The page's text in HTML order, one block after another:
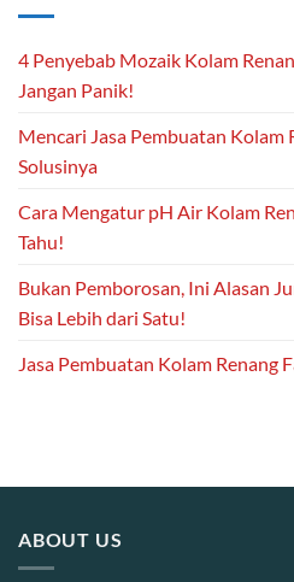
4 Penyebab Mozaik Kolam
Jangan Panik!
Mencari Jasa Pembuatan Kolam
Solusinya
Cara Mengatur pH Air Kolam
Tahu!
Bukan Pemborosan, Ini Alasan
Bisa Lebih dari Satu!
Jasa Pembuatan Kolam Renang
ABOUT US